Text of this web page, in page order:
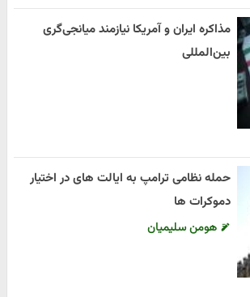
مذاکره ایران و آمریکا نیازمند میانجی‌گری
بین‌المللی
حمله نظامی ترامپ به ایالت های در اختیار
دموکرات ها
هومن سلیمیان